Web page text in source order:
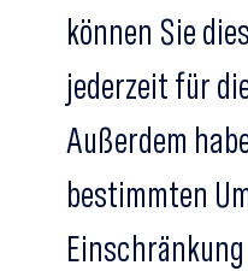
können Sie
jederzeit für
Außerdem
bestimmten